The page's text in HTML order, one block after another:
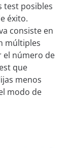
test posibles
éxito.
consiste en
múltiples
el número de
que
menos
modo de